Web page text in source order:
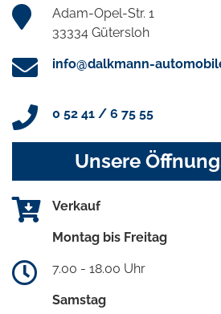
Adam-Opel-Str. 1
33334 Gütersloh
info@dalkmann-
0 52 41 / 6 75 55
Unsere
Verkauf
Montag bis Freitag
7.00 - 18.00 Uhr
Samstag